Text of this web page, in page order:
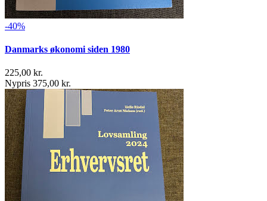
-40%
Danmarks økonomi siden 1980
225,00 kr.
Nypris 375,00 kr.